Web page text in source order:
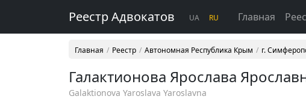
Реестр Адвокатов UA RU Главная
Главная Реестр Автономная Республика Крым г.
Галактионова Ярослава
Galaktionova Yaroslava Yaroslavna